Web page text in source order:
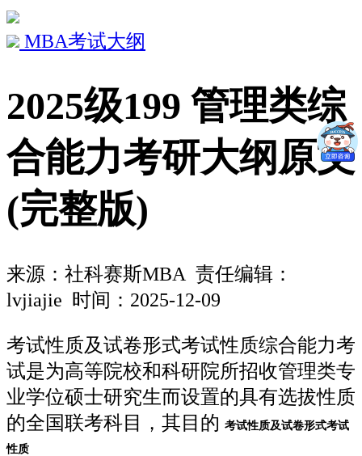
MBA考试大纲
2025级199 管理类综
合能力考研大纲原文
(完整版)
来源： 社科赛斯MBA 责任编辑：
lvjiajie 时间：2025-12-09
考试性质及试卷形式考试性质综合能力考
试是为高等院校和科研院所招收管理类专
业学位硕士研究生而设置的具有选拔性质
的全国联考科目，其目的 考试性质及试卷形式考试
性质